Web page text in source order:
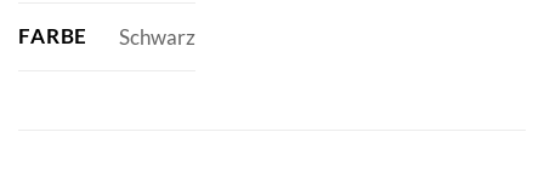
FARBE Schwarz